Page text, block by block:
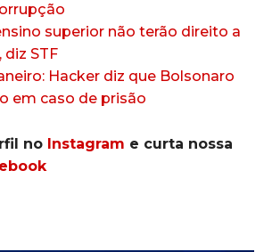
superior não terão direito a
diz STF
Hacker diz que Bolsonaro
em caso de prisão
no Instagram e curta nossa